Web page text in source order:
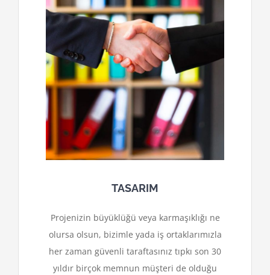
TASARIM
Projenizin büyüklüğü veya karmaşıklığı ne
olursa olsun, bizimle yada iş ortaklarımızla
her zaman güvenli taraftasınız tıpkı son 30
yıldır birçok memnun müşteri de olduğu